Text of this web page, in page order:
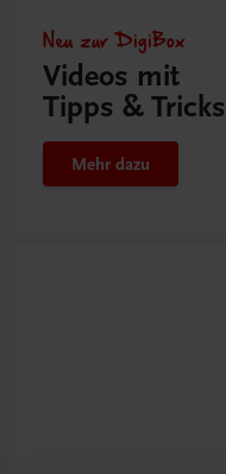
Neu zur DigiBox
Videos mit
Tipps & Tricks
Mehr dazu